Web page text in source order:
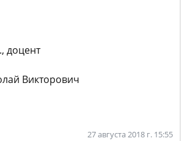
доцент
Викторович
27 августа 2018 г. 15:55